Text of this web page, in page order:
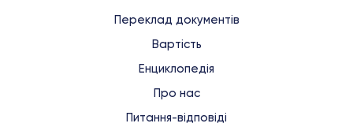
Переклад документів
Вартість
Енциклопедія
Про нас
Питання-відповіді